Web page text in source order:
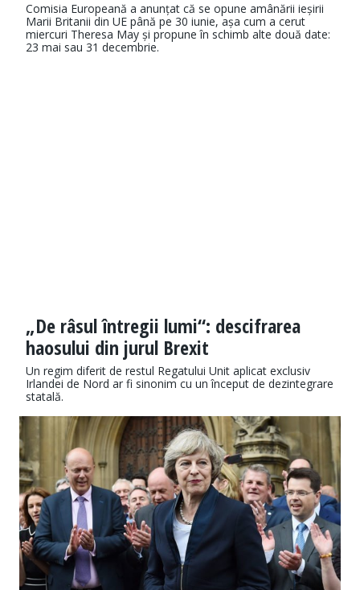
Comisia Europeană a anunțat că se opune amânării ieșirii
Marii Britanii din UE până pe 30 iunie, așa cum a cerut
miercuri Theresa May și propune în schimb alte două date:
23 mai sau 31 decembrie.
„De râsul întregii lumi“: descifrarea
haosului din jurul Brexit
Un regim diferit de restul Regatului Unit aplicat exclusiv
Irlandei de Nord ar fi sinonim cu un început de dezintegrare
statală.